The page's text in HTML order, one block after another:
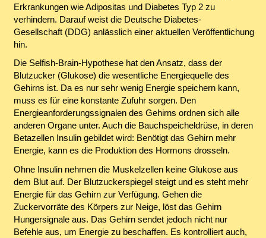
Erkrankungen wie Adipositas und Diabetes Typ 2 zu
verhindern. Darauf weist die Deutsche Diabetes-
Gesellschaft (DDG) anlässlich einer aktuellen Veröffentlichung
hin.
Die Selfish-Brain-Hypothese hat den Ansatz, dass der
Blutzucker (Glukose) die wesentliche Energiequelle des
Gehirns ist. Da es nur sehr wenig Energie speichern kann,
muss es für eine konstante Zufuhr sorgen. Den
Energieanforderungssignalen des Gehirns ordnen sich alle
anderen Organe unter. Auch die Bauchspeicheldrüse, in deren
Betazellen Insulin gebildet wird: Benötigt das Gehirn mehr
Energie, kann es die Produktion des Hormons drosseln.
Ohne Insulin nehmen die Muskelzellen keine Glukose aus
dem Blut auf. Der Blutzuckerspiegel steigt und es steht mehr
Energie für das Gehirn zur Verfügung. Gehen die
Zuckervorräte des Körpers zur Neige, löst das Gehirn
Hungersignale aus. Das Gehirn sendet jedoch nicht nur
Befehle aus, um Energie zu beschaffen. Es kontrolliert auch,